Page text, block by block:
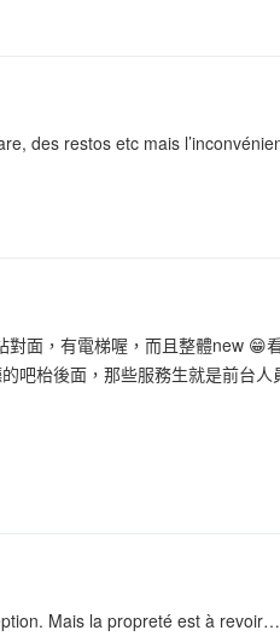
des restos etc mais
面，有電梯喔，而且整體new 😁
吧枱後面，那些服務生就是前台
Mais la propreté est à